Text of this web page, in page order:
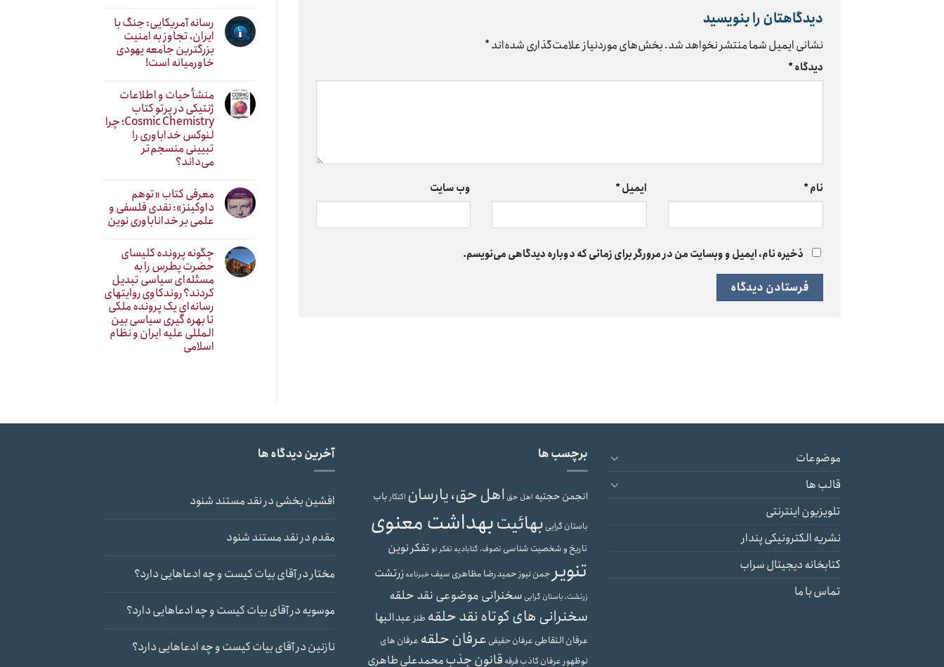
دیدگاهتان را بنویسید
نشانی ایمیل شما منتشر نخواهد شد.بخش‌های موردنیاز علامت‌گذاری شده‌اند*
دیدگاه*
نام* ایمیل* وب‌ سایت
ذخیره نام، ایمیل و وبسایت من در مرورگر برای زمانی که دوباره دیدگاهی می‌نویسم.
رسانه آمریکایی: جنگ با
ایران، تجاوز به امنیت
بزرگترین جامعه یهودی
خاورمیانه است!
منشأ حیات و اطلاعات
ژنتیکی در پرتو کتاب
Cosmic Chemistry؛ چرا
لنوکس خداباوری را
تبیینی منسجم‌تر
می‌داند؟
معرفی کتاب «توهم
داوکینز»: نقدی فلسفی و
علمی بر خداناباوری نوین
چگونه پرونده کلیسای
حضرت پطرس را به
مسئله‌ای سیاسی تبدیل
کردند؟ روندکاوی روایتهای
رسانه‌ایِ یک پرونده ملکی
تا بهره گیری سیاسی بین
المللی علیه ایران و نظام
اسلامی
موضوعات
قالب ها
تلویزیون اینترنتی
نشریه الکترونیکی پندار
کتابخانه دیجیتال سراب
تماس با ما
برچسب ها
انجمن حجتیه اهل حق اهل حق، یارسان اکنکارباب
باستان گرایی بهائیتبهداشت معنوی
تاریخ و شخصیت شناسی تصوف، گنابادیه تفکر نوتفکر نوین
تنویر جمن نیوزحمیدرضا مظاهری سیفخبرنامهزرتشت
زرتشت، باستان گرایی سخنرانی موضوعی نقد حلقه
سخنرانی های کوتاه نقد حلقه طنزعبدالبها
عرفان التقاطی عرفان حقیقی عرفان حلقه عرفان های
نوظهورعرفان کاذبفرقه قانون جذبمحمدعلی طاهری
آخرین دیدگاه ها
افشین بخشیدرنقد مستند شنود
مقدمدرنقد مستند شنود
مختاردرآقای بیات کیست و چه ادعاهایی دارد؟
موسویهدرآقای بیات کیست و چه ادعاهایی دارد؟
نازنیندرآقای بیات کیست و چه ادعاهایی دارد؟